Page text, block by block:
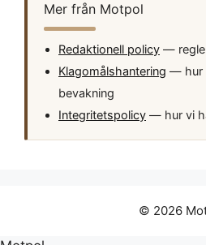
Mer från Motpol
Redaktionell policy —
Klagomålshantering — hur
bevakning
Integritetspolicy — hur vi
© 2026